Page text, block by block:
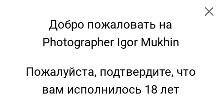
Добро пожаловать на
Photographer Igor Mukhin
Пожалуйста, подтвердите, что
вам исполнилось 18 лет
Benches: transformation for the
future